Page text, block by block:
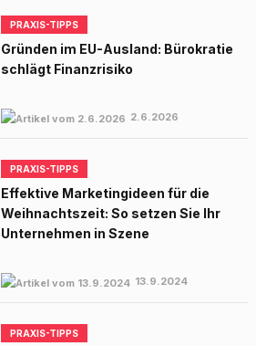
PRAXIS-TIPPS
Gründen im EU-Ausland: Bürokratie
schlägt Finanzrisiko
2.6.2026
PRAXIS-TIPPS
Effektive Marketingideen für die
Weihnachtszeit: So setzen Sie Ihr
Unternehmen in Szene
13.9.2024
PRAXIS-TIPPS